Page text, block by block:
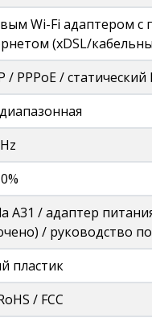
Wi-Fi адаптером
(xDSL/
/ PPPoE / статический
A31 / адаптер
/ руководство
пластик
/ FCC